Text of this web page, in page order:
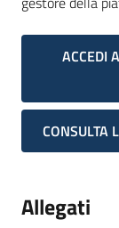
ACCEDI
CONSULTA
Allegati